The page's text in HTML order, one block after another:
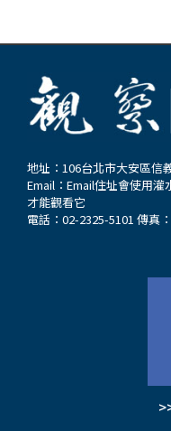
地址：106台北市大安區信
Email： Email住址會使用
才能觀看它
電話：02-2325-5101 傳真